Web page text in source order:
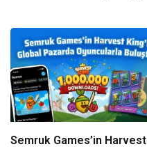
Semruk Games’in Harvest